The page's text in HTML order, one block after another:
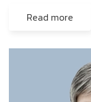
Read more